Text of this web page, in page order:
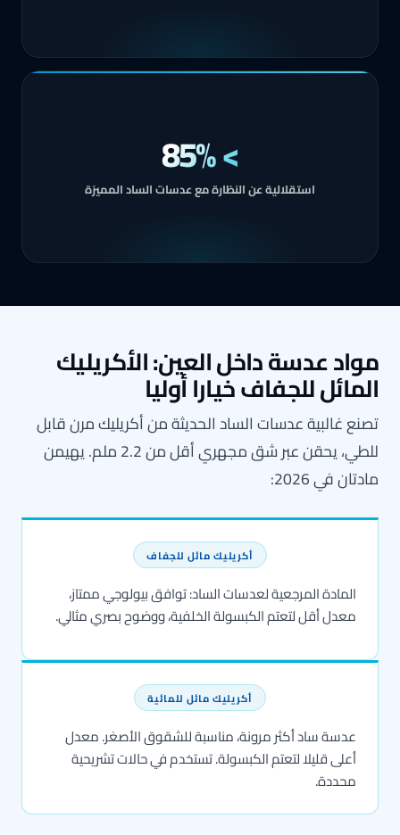
استقلالية عن النظارة مع عدسات الساد المميزة
مواد عدسة داخل العين: الأكريليك
المائل للجفاف خيارا أوليا
تصنع غالبية عدسات الساد الحديثة من أكريليك مرن قابل
للطي، يحقن عبر شق مجهري أقل من 2.2 ملم. يهيمن
مادتان في 2026:
أكريليك مائل للجفاف
المادة المرجعية لعدسات الساد: توافق بيولوجي ممتاز،
معدل أقل لتعتم الكبسولة الخلفية، ووضوح بصري مثالي.
أكريليك مائل للمائية
عدسة ساد أكثر مرونة، مناسبة للشقوق الأصغر. معدل
أعلى قليلا لتعتم الكبسولة. تستخدم في حالات تشريحية
محددة.